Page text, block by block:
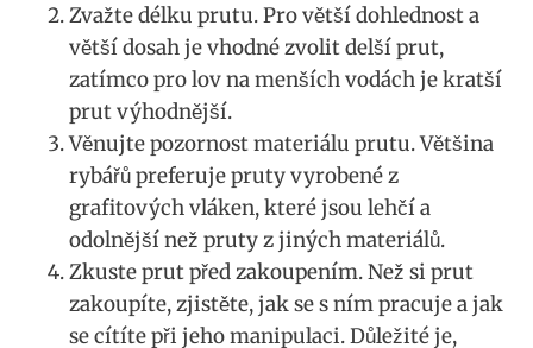
Zvažte délku prutu. Pro⁣ větší ⁢dohlednost a
⁣větší dosah je vhodné zvolit delší prut,
zatímco pro⁢ lov ‍na‌ menších vodách je kratší
‌prut​ výhodnější.
Věnujte⁢ pozornost materiálu prutu. Většina
rybářů‍ preferuje ‍pruty vyrobené z
grafitových vláken,‌ které jsou lehčí a
odolnější ⁣než⁣ pruty ‌z jiných materiálů.
Zkuste prut ‌před ‍zakoupením. Než si‌ prut
zakoupíte, ⁢zjistěte, ‌jak ⁤se⁤ s ‍ním pracuje‍ a jak
se⁢ cítíte při ⁤jeho manipulaci. ​Důležité je,